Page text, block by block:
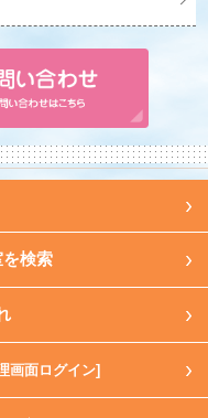
検索
画面ログイン]